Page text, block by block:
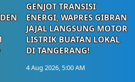
GENJOT TRANSISI
ENERGI, WAPRES GIBRAN
JAJAL LANGSUNG MOTOR
LISTRIK BUATAN LOKAL
DI TANGERANG!
4 Aug 2026, 5:00 AM